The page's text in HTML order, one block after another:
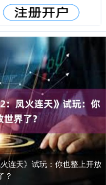
连天》试玩：你也整上开放
？